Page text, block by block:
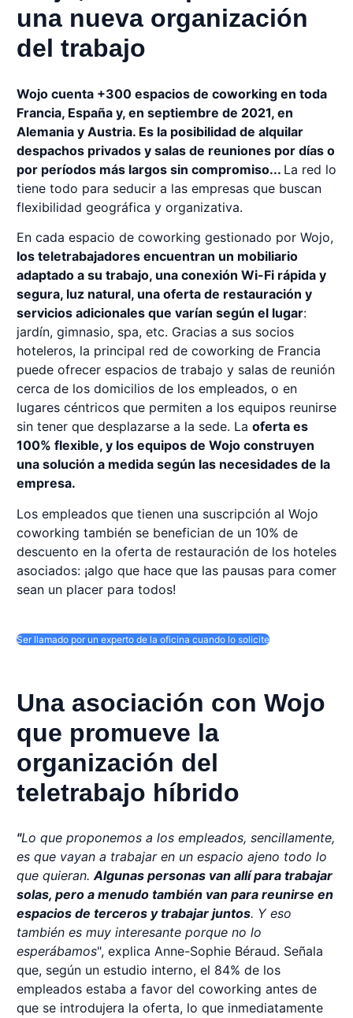
una nueva organización
del trabajo
Wojo cuenta +300 espacios de coworking en toda
Francia, España y, en septiembre de 2021, en
Alemania y Austria. Es la posibilidad de alquilar
despachos privados y salas de reuniones por días o
por períodos más largos sin compromiso... La red lo
tiene todo para seducir a las empresas que buscan
flexibilidad geográfica y organizativa.
En cada espacio de coworking gestionado por Wojo,
los teletrabajadores encuentran un mobiliario
adaptado a su trabajo, una conexión Wi-Fi rápida y
segura, luz natural, una oferta de restauración y
servicios adicionales que varían según el lugar:
jardín, gimnasio, spa, etc. Gracias a sus socios
hoteleros, la principal red de coworking de Francia
puede ofrecer espacios de trabajo y salas de reunión
cerca de los domicilios de los empleados, o en
lugares céntricos que permiten a los equipos reunirse
sin tener que desplazarse a la sede. La oferta es
100% flexible, y los equipos de Wojo construyen
una solución a medida según las necesidades de la
empresa.
Los empleados que tienen una suscripción al Wojo
coworking también se benefician de un 10% de
descuento en la oferta de restauración de los hoteles
asociados: ¡algo que hace que las pausas para comer
sean un placer para todos!
Ser llamado por un experto de la oficina cuando lo solicite
Una asociación con Wojo
que promueve la
organización del
teletrabajo híbrido
"Lo que proponemos a los empleados, sencillamente,
es que vayan a trabajar en un espacio ajeno todo lo
que quieran.Algunas personas van allí para trabajar
solas, pero a menudo también van para reunirse en
espacios de terceros y trabajar juntos. Y eso
también es muy interesante porque no lo
esperábamos", explica Anne-Sophie Béraud. Señala
que, según un estudio interno, el 84% de los
empleados estaba a favor del coworking antes de
que se introdujera la oferta, lo que inmediatamente